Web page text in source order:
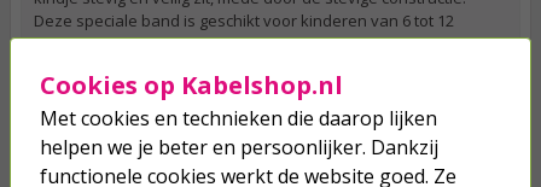
Deze speciale band is geschikt voor kinderen van 6 tot 12
maanden.
Solar mat zwembad verwarming op zonnekracht
Wil je voorkomen dat je opzetzwembad altijd ijskoud is wanneer
je erin stapt? Sluit deze dan aan op de Intex verwarmingsmat.
Deze mat vangt de warme van de zon op en geeft dit
Cookies op Kabelshop.nl
Met cookies en technieken die daarop lijken
helpen we je beter en persoonlijker. Dankzij
functionele cookies werkt de website goed. Ze